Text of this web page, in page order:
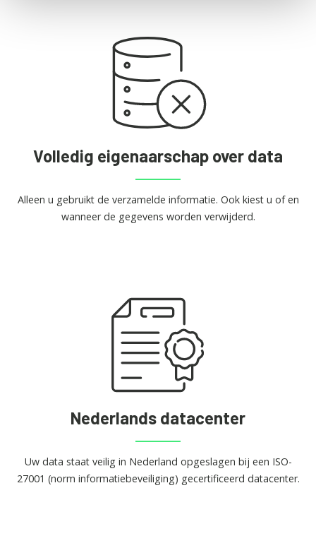
Volledig eigenaarschap over data
Alleen u gebruikt de verzamelde informatie. Ook kiest u of en
wanneer de gegevens worden verwijderd.
Nederlands datacenter
Uw data staat veilig in Nederland opgeslagen bij een ISO-
27001 (norm informatiebeveiliging) gecertificeerd datacenter.